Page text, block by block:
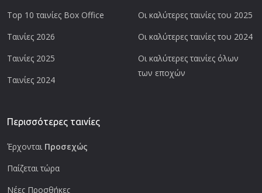
Top 10 ταινίες Box Office
Ταινίες 2026
Ταινίες 2025
Ταινίες 2024
Οι καλύτερες ταινίες του 2025
Οι καλύτερες ταινίες του 2024
Οι καλύτερες ταινίες όλων
των εποχών
Περισσότερες ταινίες
Έρχονται Προσεχώς
Παίζεται τώρα
Νέες Προσθήκες